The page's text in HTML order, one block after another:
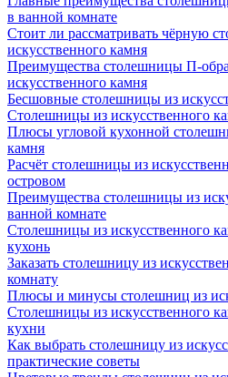
в ванной комнате
Стоит ли рассматривать чёрную
искусственного камня
Преимущества столешницы П-
искусственного камня
Бесшовные столешницы из
Столешницы из искусственного
Плюсы угловой кухонной
камня
Расчёт столешницы из
островом
Преимущества столешницы из
ванной комнате
Столешницы из искусственного
кухонь
Заказать столешницу из
комнату
Плюсы и минусы столешниц из
Столешницы из искусственного
кухни
Как выбрать столешницу из
практические советы